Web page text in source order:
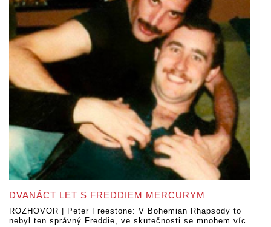
DVANÁCT LET S FREDDIEM MERCURYM
ROZHOVOR | Peter Freestone: V Bohemian Rhapsody to
nebyl ten správný Freddie, ve skutečnosti se mnohem víc